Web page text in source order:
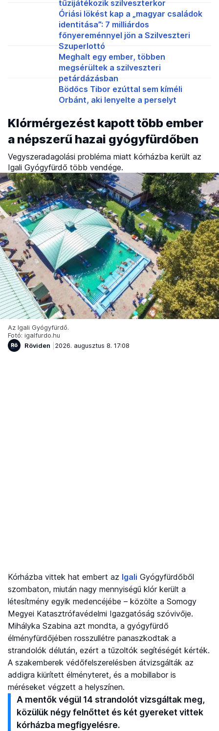
tűzijátékozik szilveszterkor
Óriási lökést kap a „magyar családok
identitása”: 7 milliárdos
főnyereménnyel jön a Szilveszteri
Szuperlottó
Meghalt egy ember, többen
megsérültek a szilveszteri
petárdázásban
Bödőcs Tibor ezúttal sem kíméli
Orbánt, aki lenyelte a perselyt
Klórmérgezést kapott több ember
a népszerű hazai gyógyfürdőben
Vegyszeradagolási probléma miatt kórházba került az
Igali Gyógyfürdő több vendége.
Az Igali Gyógyfürdő.
Fotó: igalfurdo.hu
Röviden
2026. augusztus 8. 17:08
Kórházba vittek hat embert az Igali Gyógyfürdőből
szombaton, miután nagy mennyiségű klór került a
létesítmény egyik medencéjébe – közölte a Somogy
Megyei Katasztrófavédelmi Igazgatóság szóvivője.
Mihályka Szabina azt mondta, a gyógyfürdő
élményfürdőjében rosszullétre panaszkodtak a
strandolók délután, ezért a tűzoltók segítéségét kérték.
A szakemberek védőfelszerelésben átvizsgálták az
addigra kiürített élményteret, és a mobillabor is
méréseket végzett a helyszínen.
A mentők végül 14 strandolót vizsgáltak meg,
közülük négy felnőttet és két gyereket vittek
kórházba megfigyelésre.